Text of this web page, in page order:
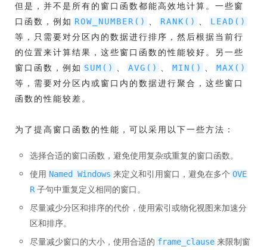
但是，并不是所有的窗口函数都能高效地计算。一些窗
口函数，例如 ROW_NUMBER() RANK() LEAD()
等，只需要对分区内的数据进行排序，然后根据当前行
的位置来计算结果，这些窗口函数的性能较好。另一些
窗口函数，例如 SUM() AVG() MIN() MAX()
等，需要对分区内或窗口内的数据进行聚合，这些窗口
函数的性能较差。
为了提高窗口函数的性能，可以采用以下一些方法：
选择合适的窗口函数，避免使用复杂或重复的窗口函数。
使用 Named Windows 来定义和引用窗口，避免在多个 OVE
R 子句中重复定义相同的窗口。
尽量减少分区和排序的代价，使用索引或物化视图来加速分
区和排序。
尽量减少窗口的大小，使用合适的 frame_clause 来限制窗